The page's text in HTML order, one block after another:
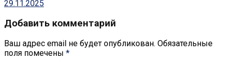
29.11.2025
Добавить комментарий
Ваш адрес email не будет опубликован. Обязательные
поля помечены *